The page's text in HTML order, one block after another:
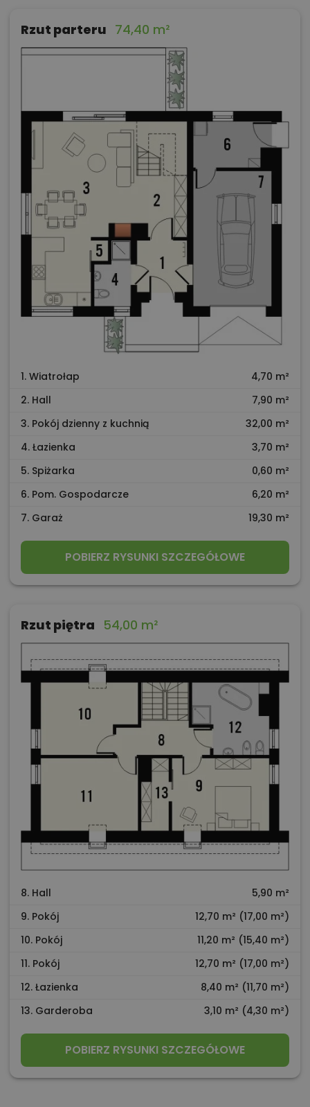
Rzut parteru 74,40 m²
1. Wiatrołap
4,70 m²
2. Hall
7,90 m²
3. Pokój dzienny z kuchnią
32,00 m²
4. Łazienka
3,70 m²
5. Spiżarka
0,60 m²
6. Pom. Gospodarcze
6,20 m²
7. Garaż
19,30 m²
POBIERZ RYSUNKI SZCZEGÓŁOWE
Rzut piętra 54,00 m²
8. Hall
5,90 m²
9. Pokój
12,70 m² (17,00 m²)
10. Pokój
11,20 m² (15,40 m²)
11. Pokój
12,70 m² (17,00 m²)
12. Łazienka
8,40 m² (11,70 m²)
13. Garderoba
3,10 m² (4,30 m²)
POBIERZ RYSUNKI SZCZEGÓŁOWE